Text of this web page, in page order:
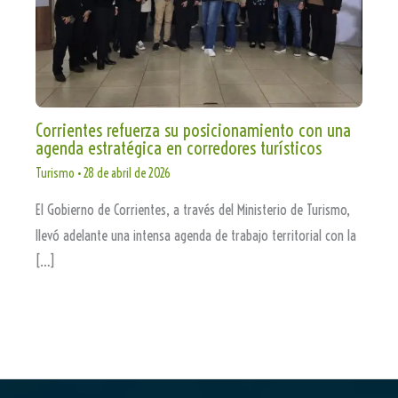
Corrientes refuerza su posicionamiento con una
agenda estratégica en corredores turísticos
Turismo •28 de abril de 2026
El Gobierno de Corrientes, a través del Ministerio de Turismo,
llevó adelante una intensa agenda de trabajo territorial con la
[…]